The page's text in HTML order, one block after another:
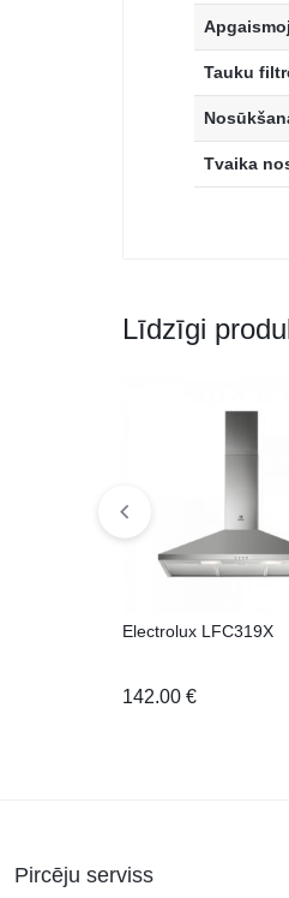
Tauku
Tvaika
Līdzīgi
Electrolux LFC319X
142.00 €
Pircēju serviss